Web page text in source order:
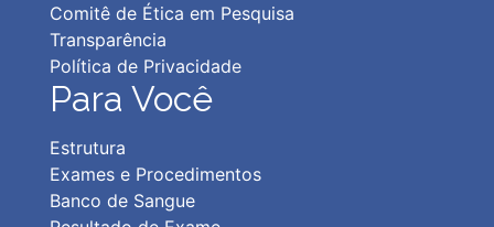
Comitê de Ética em Pesquisa
Transparência
Política de Privacidade
Para Você
Estrutura
Exames e Procedimentos
Banco de Sangue